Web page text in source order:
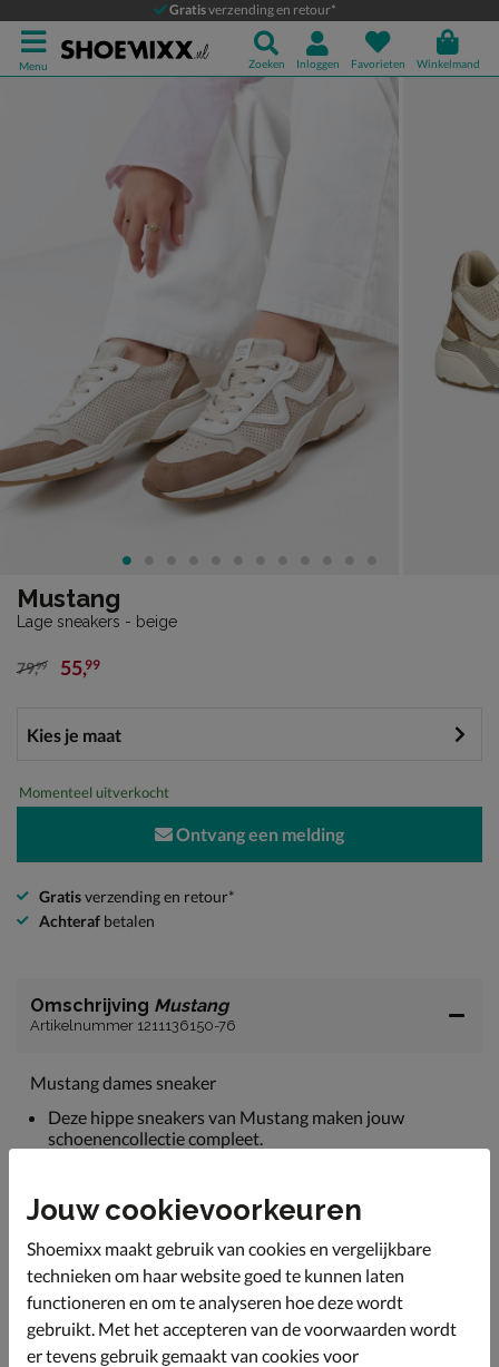
Gratisverzending en retour*
Menu Zoeken Inloggen Favorieten Winkelmand
Mustang
Lage sneakers
Mustang
Lage sneakers - beige
van € 79,99 voor € 55,99
79,99 55,99
Momenteel uitverkocht
Ontvang een melding
Gratisverzending en retour*
Achteraf betalen
Omschrijving Mustang
Artikelnummer 1211136150-76
Mustang dames sneaker
Deze hippe sneakers van Mustang maken jouw
schoenencollectie compleet.
betere warmteafvoer.
gewatteerde hielkap.
Bevat een foam voetbed om je voeten goede demping
te bieden.
Afgewerkt met een lichte gewicht chunky loopzool.
Jouw cookievoorkeuren
Shoemixx maakt gebruik van cookies en vergelijkbare
technieken om haar website goed te kunnen laten
functioneren en om te analyseren hoe deze wordt
gebruikt. Met het accepteren van de voorwaarden wordt
er tevens gebruik gemaakt van cookies voor